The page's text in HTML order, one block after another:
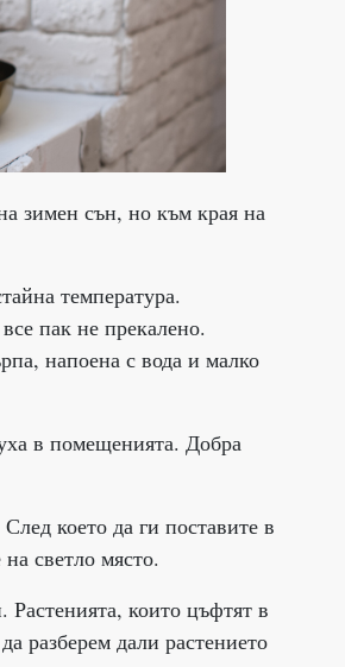
зимен сън, но към края на
температура.
пак не прекалено.
напоена с вода и малко
в помещенията. Добра
което да ги поставите в
светло място.
които цъфтят в
разберем дали растението